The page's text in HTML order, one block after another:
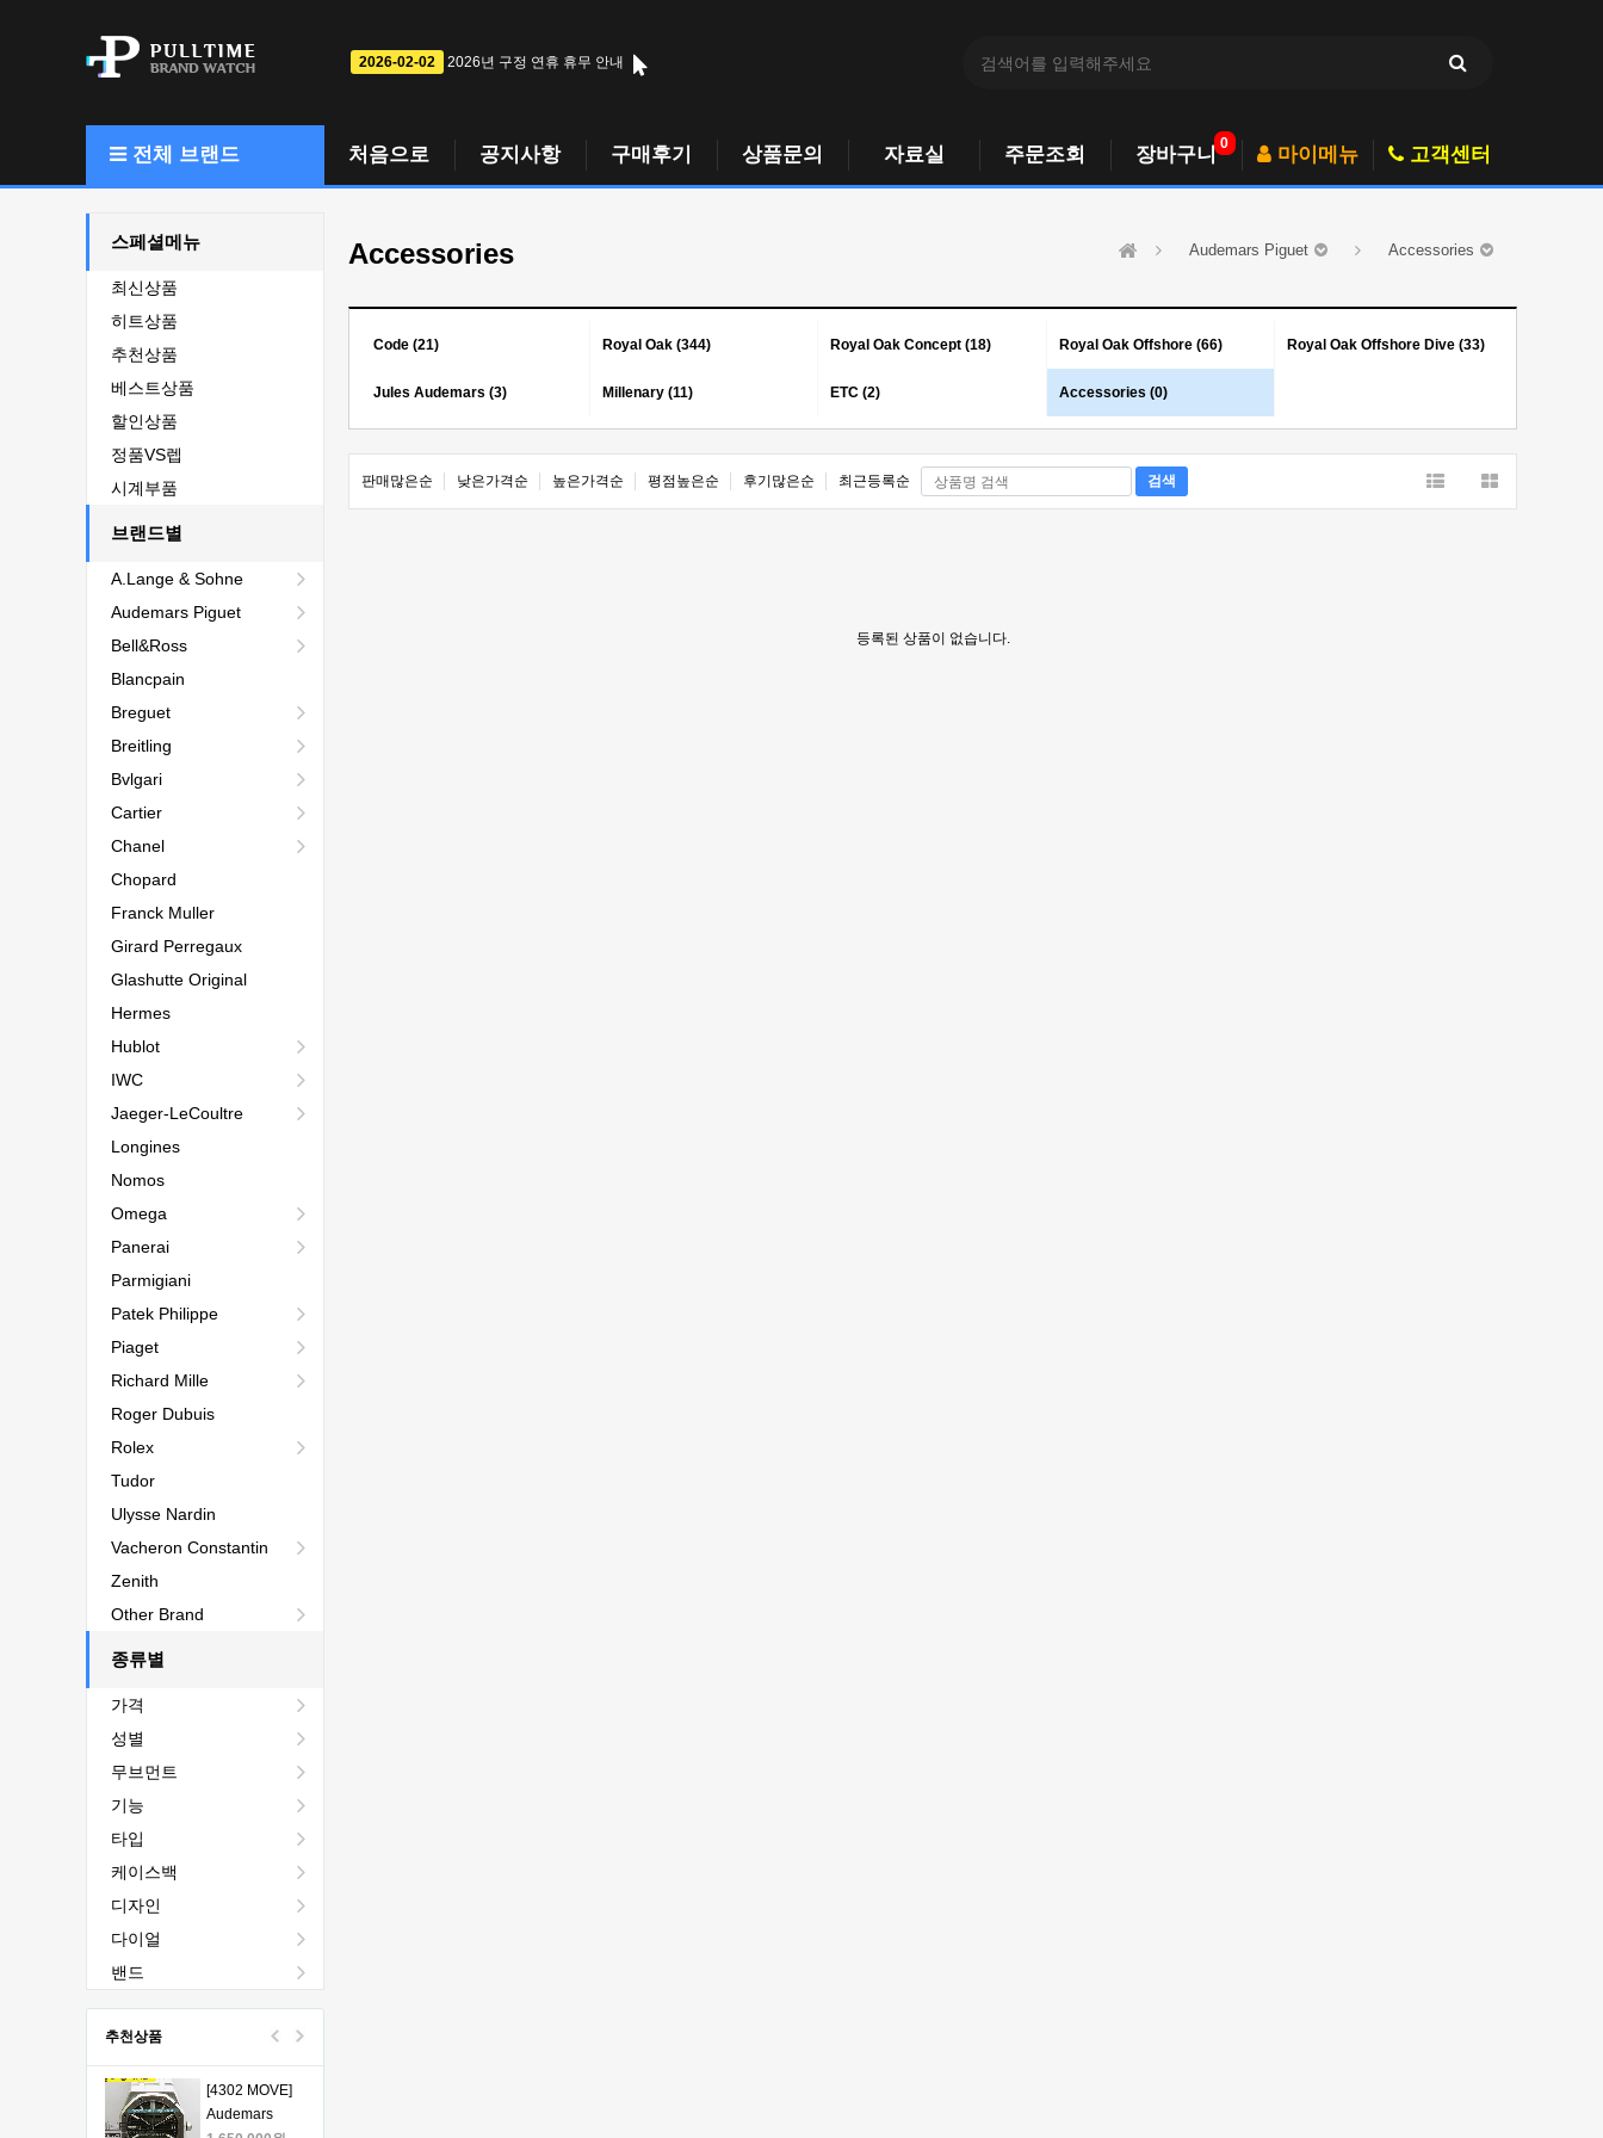
2026-02-02 2026년 구정 연휴 휴무 안내
전체 브랜드 처음으로 공지사항 구매후기 상품문의 자료실 주문조회 0
장바구니 마이메뉴 고객센터
스페셜메뉴
최신상품
히트상품
추천상품
베스트상품
할인상품
정품VS렙
시계부품
브랜드별
A.Lange & Sohne
Audemars Piguet
Bell&Ross
Blancpain
Breguet
Breitling
Bvlgari
Cartier
Chanel
Chopard
Franck Muller
Girard Perregaux
Glashutte Original
Hermes
Hublot
IWC
Jaeger-LeCoultre
Longines
Nomos
Omega
Panerai
Parmigiani
Patek Philippe
Piaget
Richard Mille
Roger Dubuis
Rolex
Tudor
Ulysse Nardin
Vacheron Constantin
Zenith
Other Brand
종류별
가격
성별
무브먼트
기능
타입
케이스백
디자인
다이얼
밴드
추천상품
26240 50th SS
그래프 50주년
1,330,000원
26240 50th SS
얄오크 크르노
모델 베스트에
디션
Oak Chrono
V2 DDF 1:1
Best Edition -
1,330,000원
[4302 MOVE]
Audemars
Accessories Audemars Piguet Accessories
Code (21) Royal Oak (344) Royal Oak Concept (18) Royal Oak Offshore (66) Royal Oak Offshore Dive (33)
Jules Audemars (3) Millenary (11) ETC (2) Accessories (0)
판매많은순 낮은가격순 높은가격순 평점높은순 후기많은순 최근등록순
등록된 상품이 없습니다.